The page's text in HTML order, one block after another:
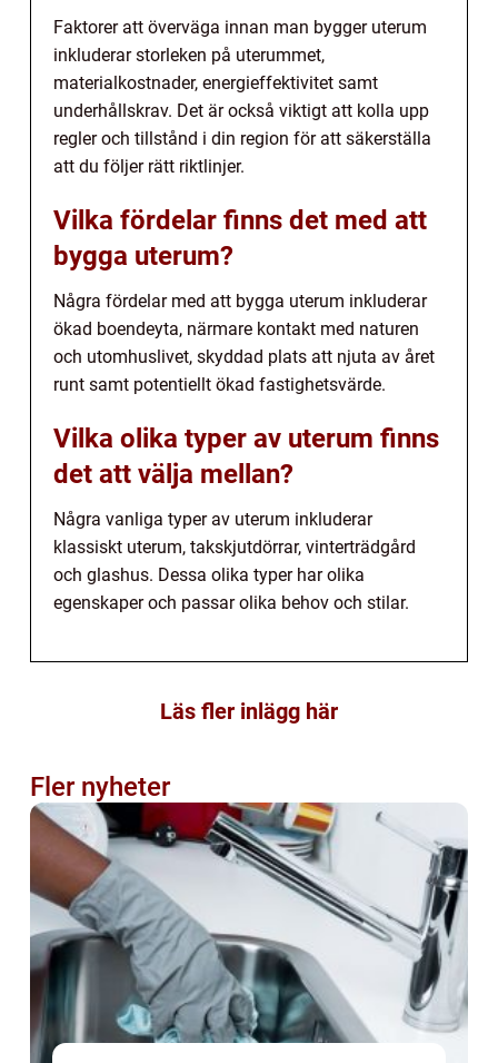
Faktorer att överväga innan man bygger uterum
inkluderar storleken på uterummet,
materialkostnader, energieffektivitet samt
underhållskrav. Det är också viktigt att kolla upp
regler och tillstånd i din region för att säkerställa
att du följer rätt riktlinjer.
Vilka fördelar finns det med att
bygga uterum?
Några fördelar med att bygga uterum inkluderar
ökad boendeyta, närmare kontakt med naturen
och utomhuslivet, skyddad plats att njuta av året
runt samt potentiellt ökad fastighetsvärde.
Vilka olika typer av uterum finns
det att välja mellan?
Några vanliga typer av uterum inkluderar
klassiskt uterum, takskjutdörrar, vinterträdgård
och glashus. Dessa olika typer har olika
egenskaper och passar olika behov och stilar.
Läs fler inlägg här
Fler nyheter